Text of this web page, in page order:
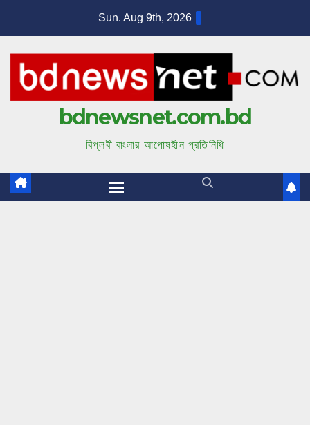
n
Sun. Aug 9th, 2026
bdnewsnet.com.bd
বিপ্লবী বাংলার আপোষহীন প্রতিনিধি